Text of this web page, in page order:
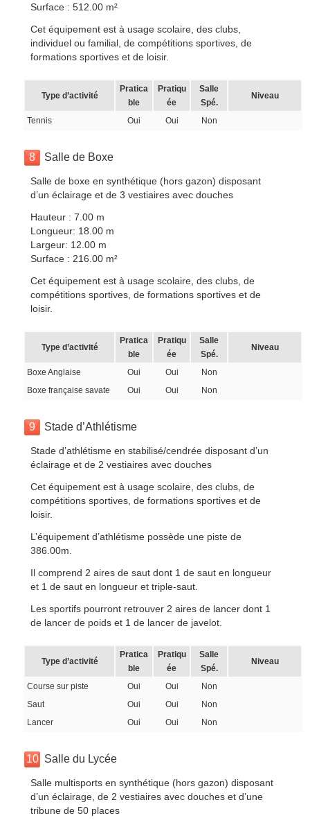
Surface : 512.00 m²
Cet équipement est à usage scolaire, des clubs,
individuel ou familial, de compétitions sportives, de
formations sportives et de loisir.
Type d’activité
Pratica
ble
Pratiqu
ée
Salle
Spé.
Niveau
Tennis Oui Oui Non
8 Salle de Boxe
Salle de boxe en synthétique (hors gazon) disposant
d’un éclairage et de 3 vestiaires avec douches
Hauteur : 7.00 m
Longueur: 18.00 m
Largeur: 12.00 m
Surface : 216.00 m²
Cet équipement est à usage scolaire, des clubs, de
compétitions sportives, de formations sportives et de
loisir.
Type d’activité
Pratica
ble
Pratiqu
ée
Salle
Spé.
Niveau
Boxe Anglaise Oui Oui
Non
Boxe française savate
Oui Oui Non
9 Stade d’Athlétisme
Stade d’athlétisme en stabilisé/cendrée disposant d’un
éclairage et de 2 vestiaires avec douches
Cet équipement est à usage scolaire, des clubs, de
compétitions sportives, de formations sportives et de
loisir.
L’équipement d’athlétisme possède une piste de
386.00m.
Il comprend 2 aires de saut dont 1 de saut en longueur
et 1 de saut en longueur et triple-saut.
Les sportifs pourront retrouver 2 aires de lancer dont 1
de lancer de poids et 1 de lancer de javelot.
Type d’activité
Pratica
ble
Pratiqu
ée
Salle
Spé.
Niveau
Course sur piste Oui Oui
Non
Saut
Oui Oui
Non
Lancer
Oui Oui Non
10 Salle du Lycée
Salle multisports en synthétique (hors gazon) disposant
d’un éclairage, de 2 vestiaires avec douches et d’une
tribune de 50 places